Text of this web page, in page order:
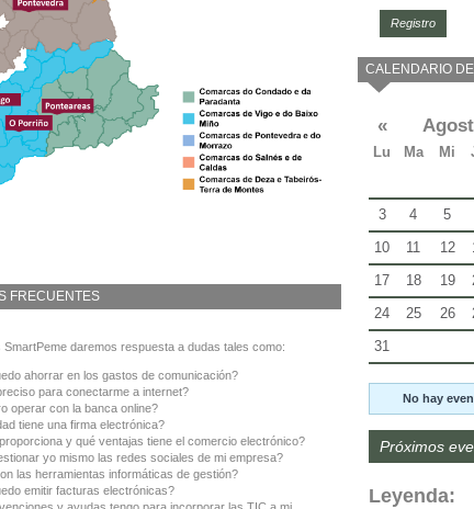
FRECUENTES
SmartPeme daremos respuesta a dudas tales como:
ahorrar en los gastos de comunicación?
para conectarme a internet?
operar con la banca online?
tiene una firma electrónica?
y qué ventajas tiene el comercio electrónico?
yo mismo las redes sociales de mi empresa?
las herramientas informáticas de gestión?
emitir facturas electrónicas?
y ayudas tengo para incorporar las TIC a mi
Registro
CALENDARIO
«
Lu Ma Mi
3
4 5
10
11 12
17
18 19
24
25 26
31
No hay
Próximos
Leyenda: